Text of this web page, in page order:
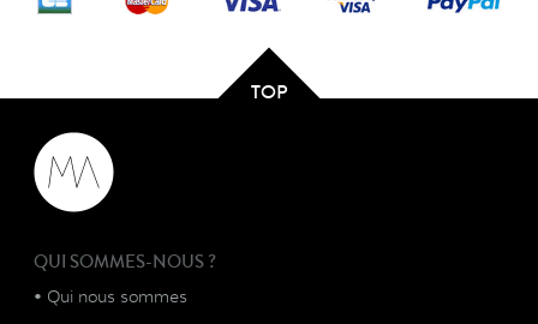
TOP
QUI SOMMES-NOUS ?
• Qui nous sommes